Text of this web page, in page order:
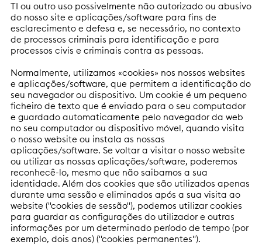
TI ou outro uso possivelmente não autorizado ou abusivo
do nosso site e aplicações/software para fins de
esclarecimento e defesa e, se necessário, no contexto
de processos criminais para identificação e para
processos civis e criminais contra as pessoas.
Normalmente, utilizamos «cookies» nos nossos websites
e aplicações/software, que permitem a identificação do
seu navegador ou dispositivo. Um cookie é um pequeno
ficheiro de texto que é enviado para o seu computador
e guardado automaticamente pelo navegador da web
no seu computador ou dispositivo móvel, quando visita
o nosso website ou instala as nossas
aplicações/software. Se voltar a visitar o nosso website
ou utilizar as nossas aplicações/software, poderemos
reconhecê-lo, mesmo que não saibamos a sua
identidade. Além dos cookies que são utilizados apenas
durante uma sessão e eliminados após a sua visita ao
website ("cookies de sessão"), podemos utilizar cookies
para guardar as configurações do utilizador e outras
informações por um determinado período de tempo (por
exemplo, dois anos) ("cookies permanentes").